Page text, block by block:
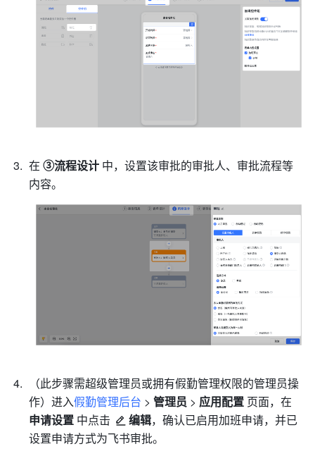
在 ③流程设计 中，设置该审批的审批人、审批流程等
内容。
（此步骤需超级管理员或拥有假勤管理权限的管理员操
作）进入假勤管理后台 > 管理员 > 应用配置
申请设置 中点击 编辑，确认已启用加班申请，并已
设置申请方式为飞书审批。